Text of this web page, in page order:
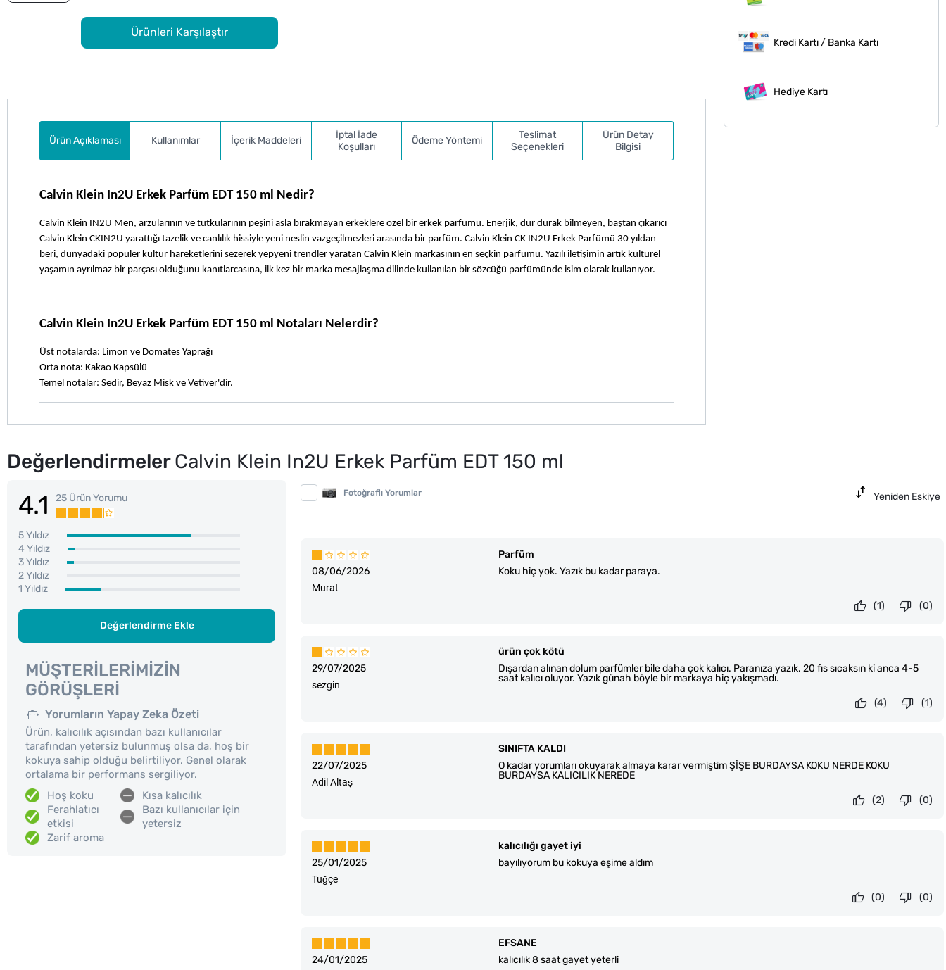
Ürünleri Karşılaştır
Kredi Kartı / Banka Kartı
Hediye Kartı
Ürün Açıklaması Kullanımlar İçerik Maddeleri
İptal İade
Koşulları
Ödeme Yöntemi
Teslimat
Seçenekleri
Ürün Detay
Bilgisi
Calvin Klein In2U Erkek Parfüm EDT 150 ml Nedir?
Calvin Klein IN2U Men, arzularının ve tutkularının peşini asla bırakmayan erkeklere özel bir erkek parfümü. Enerjik, dur durak bilmeyen, baştan çıkarıcı
Calvin Klein CKIN2U yarattığı tazelik ve canlılık hissiyle yeni neslin vazgeçilmezleri arasında bir parfüm. Calvin Klein CK IN2U Erkek Parfümü 30 yıldan
beri, dünyadaki popüler kültür hareketlerini sezerek yepyeni trendler yaratan Calvin Klein markasının en seçkin parfümü. Yazılı iletişimin artık kültürel
yaşamın ayrılmaz bir parçası olduğunu kanıtlarcasına, ilk kez bir marka mesajlaşma dilinde kullanılan bir sözcüğü parfümünde isim olarak kullanıyor.
Calvin Klein In2U Erkek Parfüm EDT 150 ml Notaları Nelerdir?
Üst notalarda: Limon ve Domates Yaprağı
Orta nota: Kakao Kapsülü
Temel notalar: Sedir, Beyaz Misk ve Vetiver'dir.
DeğerlendirmelerCalvin Klein In2U Erkek Parfüm EDT 150 ml
4.1 25 Ürün Yorumu
5 Yıldız
4 Yıldız
3 Yıldız
2 Yıldız
1 Yıldız
Değerlendirme Ekle
MÜŞTERILERIMIZIN
GÖRÜŞLERI
Yorumların Yapay Zeka Özeti
Ürün, kalıcılık açısından bazı kullanıcılar
tarafından yetersiz bulunmuş olsa da, hoş bir
kokuya sahip olduğu belirtiliyor. Genel olarak
ortalama bir performans sergiliyor.
Hoş koku
Ferahlatıcı
etkisi
Zarif aroma
Kısa kalıcılık
Bazı kullanıcılar için
yetersiz
Fotoğraflı Yorumlar Yeniden Eskiye
08/06/2026
Parfüm
Koku hiç yok. Yazık bu kadar paraya.
Murat
(0)
(1)
29/07/2025
ürün çok kötü
Dışardan alınan dolum parfümler bile daha çok kalıcı. Paranıza yazık. 20 fıs sıcaksın ki anca 4-5
saat kalıcı oluyor. Yazık günah böyle bir markaya hiç yakışmadı.
sezgin
(1)
(4)
22/07/2025
SINIFTA KALDI
O kadar yorumları okuyarak almaya karar vermiştim ŞİŞE BURDAYSA KOKU NERDE KOKU
BURDAYSA KALICILIK NEREDE
Adil Altaş
(0)
(2)
25/01/2025
kalıcılığı gayet iyi
bayılıyorum bu kokuya eşime aldım
Tuğçe
(0)
(0)
24/01/2025
EFSANE
kalıcılık 8 saat gayet yeterli